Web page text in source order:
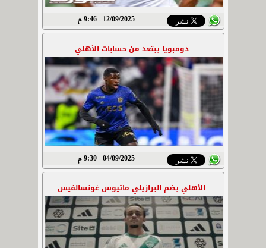
12/09/2025 - 9:46 م
دومبويا يبتعد من حسابات الأهلي
04/09/2025 - 9:30 م
الأهلي يضم البرازيلي ماتيوس غونسالفيس